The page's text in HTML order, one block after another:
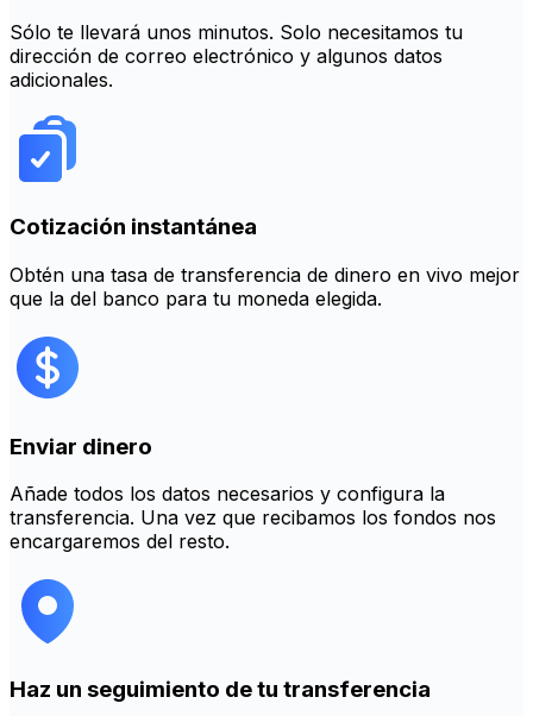
Sólo te llevará unos minutos. Solo necesitamos tu
dirección de correo electrónico y algunos datos
adicionales.
Cotización instantánea
Obtén una tasa de transferencia de dinero en vivo mejor
que la del banco para tu moneda elegida.
Enviar dinero
Añade todos los datos necesarios y configura la
transferencia. Una vez que recibamos los fondos nos
encargaremos del resto.
Haz un seguimiento de tu transferencia